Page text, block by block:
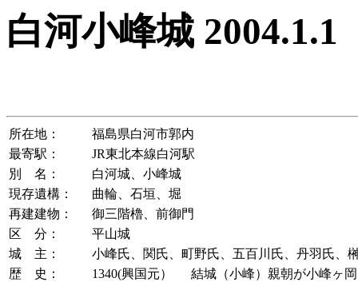
白河小峰城 2004.1.1
所在地：
福島県白河市郭内
最寄駅：
JR東北本線白河駅
別 名：
白河城、小峰城
現存遺構：
曲輪、石垣、堀
再建建物：
御三階櫓、前御門
区 分：
平山城
城 主：
小峰氏、関氏、町野氏、五百川氏、丹羽氏、
歴 史：
1340(興国元） 結城（小峰）親朝が小峰ヶ